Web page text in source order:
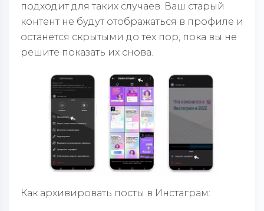
подходит для таких случаев. Ваш старый
контент не будут отображаться в профиле и
останется скрытыми до тех пор, пока вы не
решите показать их снова.
Как архивировать посты в Инстаграм: